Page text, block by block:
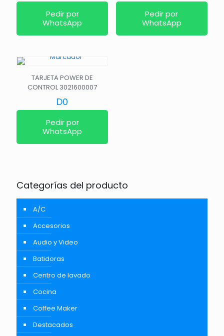
Pedir por
WhatsApp
Pedir por
WhatsApp
TARJETA POWER DE
CONTROL 3021600007
D0
Pedir por
WhatsApp
Categorías del producto
A/C
Accesorios
Audio y Video
Batidoras
Centro de lavado
Cocina
Coffee Maker
Destacados